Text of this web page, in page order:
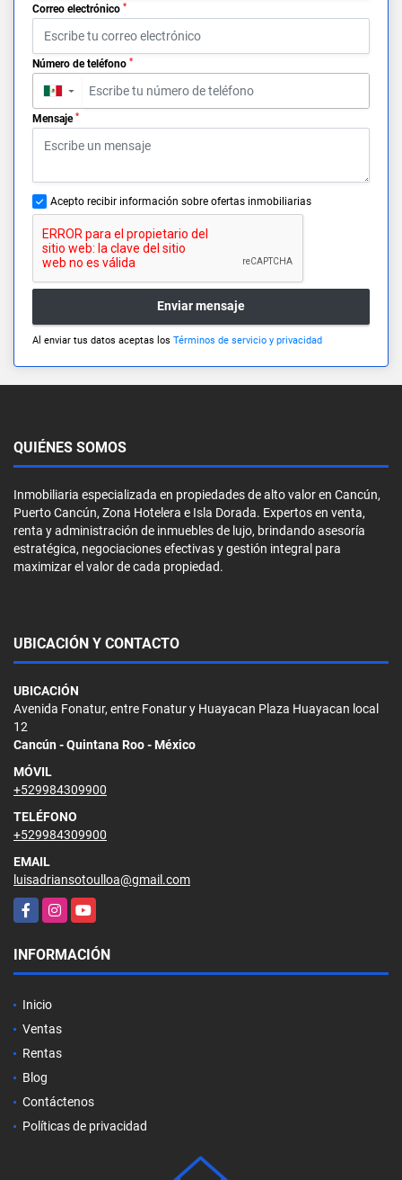
Correo electrónico *
Número de teléfono *
▼
Mensaje *
Acepto recibir información sobre ofertas inmobiliarias
Enviar mensaje
Al enviar tus datos aceptas los Términos de servicio y privacidad
QUIÉNES SOMOS
Inmobiliaria especializada en propiedades de alto valor en Cancún,
Puerto Cancún, Zona Hotelera e Isla Dorada. Expertos en venta,
renta y administración de inmuebles de lujo, brindando asesoría
estratégica, negociaciones efectivas y gestión integral para
maximizar el valor de cada propiedad.
UBICACIÓN Y CONTACTO
UBICACIÓN
Avenida Fonatur, entre Fonatur y Huayacan Plaza Huayacan local
12
Cancún - Quintana Roo - México
MÓVIL
+529984309900
TELÉFONO
+529984309900
EMAIL
luisadriansotoulloa@gmail.com
FacebookInstagramYouTube
INFORMACIÓN
Inicio
Ventas
Rentas
Blog
Contáctenos
Políticas de privacidad